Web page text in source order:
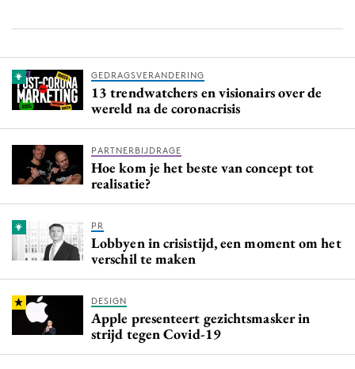
GEDRAGSVERANDERING
13 trendwatchers en visionairs over de
wereld na de coronacrisis
PARTNERBIJDRAGE
Hoe kom je het beste van concept tot
realisatie?
PR
Lobbyen in crisistijd, een moment om het
verschil te maken
DESIGN
Apple presenteert gezichtsmasker in
strijd tegen Covid-19